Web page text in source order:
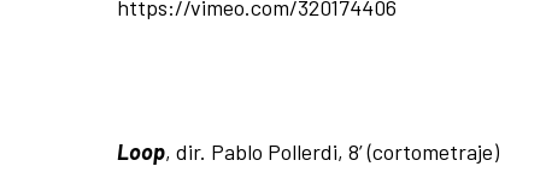
https://vimeo.com/320174406
Loop, dir. Pablo Pollerdi, 8’ (cortometraje)